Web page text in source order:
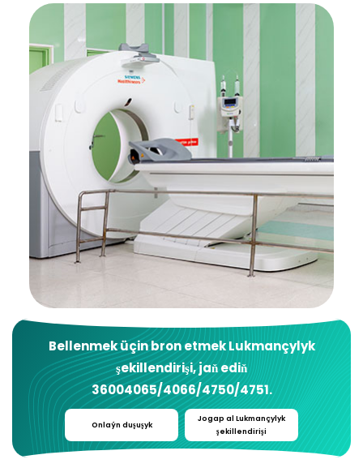
Bellenmek üçin bron etmekLukmançylyk
şekillendirişi, jaň ediň
36004065/4066/4750/4751.
Onlaýn duşuşyk
Jogap al Lukmançylyk
şekillendirişi